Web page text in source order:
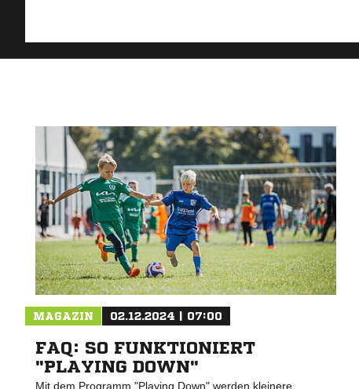
MAGAZIN 02.12.2024 | 07:00
FAQ: SO FUNKTIONIERT
"PLAYING DOWN"
Mit dem Programm "Playing Down" werden kleinere